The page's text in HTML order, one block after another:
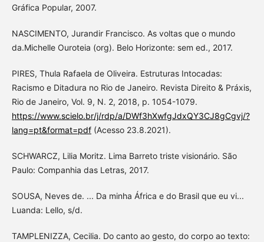
Gráfica Popular, 2007.
NASCIMENTO, Jurandir Francisco. As voltas que o mundo
da.Michelle Ouroteia (org). Belo Horizonte: sem ed., 2017.
PIRES, Thula Rafaela de Oliveira. Estruturas Intocadas:
Racismo e Ditadura no Rio de Janeiro. Revista Direito & Práxis,
Rio de Janeiro, Vol. 9, N. 2, 2018, p. 1054-1079.
https://www.scielo.br/j/rdp/a/DWf3hXwfgJdxQY3CJ8gCgvj/?
lang=pt&format=pdf(Acesso 23.8.2021).
SCHWARCZ, Lilia Moritz. Lima Barreto triste visionário. São
Paulo: Companhia das Letras, 2017.
SOUSA, Neves de. ... Da minha África e do Brasil que eu vi...
Luanda: Lello, s/d.
TAMPLENIZZA, Cecilia. Do canto ao gesto, do corpo ao texto: